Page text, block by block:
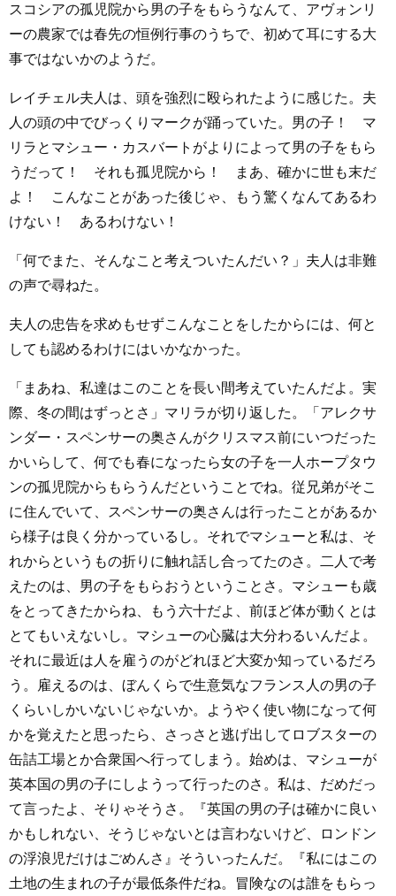
スコシアの孤児院から男の子をもらうなんて、アヴォンリ
ーの農家では春先の恒例行事のうちで、初めて耳にする大
事ではないかのようだ。
レイチェル夫人は、頭を強烈に殴られたように感じた。夫
人の頭の中でびっくりマークが踊っていた。男の子！ マ
リラとマシュー・カスバートがよりによって男の子をもら
うだって！ それも孤児院から！ まあ、確かに世も末だ
よ！ こんなことがあった後じゃ、もう驚くなんてあるわ
けない！ あるわけない！
「何でまた、そんなこと考えついたんだい？」夫人は非難
の声で尋ねた。
夫人の忠告を求めもせずこんなことをしたからには、何と
しても認めるわけにはいかなかった。
「まあね、私達はこのことを長い間考えていたんだよ。実
際、冬の間はずっとさ」マリラが切り返した。「アレクサ
ンダー・スペンサーの奥さんがクリスマス前にいつだった
かいらして、何でも春になったら女の子を一人ホープタウ
ンの孤児院からもらうんだということでね。従兄弟がそこ
に住んでいて、スペンサーの奥さんは行ったことがあるか
ら様子は良く分かっているし。それでマシューと私は、そ
れからというもの折りに触れ話し合ってたのさ。二人で考
えたのは、男の子をもらおうということさ。マシューも歳
をとってきたからね、もう六十だよ、前ほど体が動くとは
とてもいえないし。マシューの心臓は大分わるいんだよ。
それに最近は人を雇うのがどれほど大変か知っているだろ
う。雇えるのは、ぼんくらで生意気なフランス人の男の子
くらいしかいないじゃないか。ようやく使い物になって何
かを覚えたと思ったら、さっさと逃げ出してロブスターの
缶詰工場とか合衆国へ行ってしまう。始めは、マシューが
英本国の男の子にしようって行ったのさ。私は、だめだっ
て言ったよ、そりゃそうさ。『英国の男の子は確かに良い
かもしれない、そうじゃないとは言わないけど、ロンドン
の浮浪児だけはごめんさ』そういったんだ。『私にはこの
土地の生まれの子が最低条件だね。冒険なのは誰をもらっ